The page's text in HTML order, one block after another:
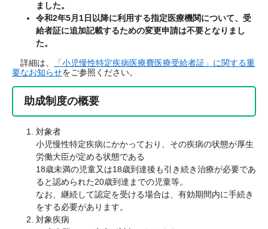
ました。
令和2年5月1日以降に利用する指定医療機関について、受
給者証に追加記載するための変更申請は不要となりまし
た。
詳細は、
「小児慢性特定疾病医療費医療受給者証」に関する重
要なお知らせをご参照ください。
助成制度の概要
対象者
小児慢性特定疾病にかかっており、その疾病の状態が厚生
労働大臣が定める状態である
18歳未満の児童又は18歳到達後も引き続き治療が必要であ
ると認められた20歳到達までの児童等。
なお、継続して認定を受ける場合は、有効期間内に手続き
をする必要があります。
対象疾病